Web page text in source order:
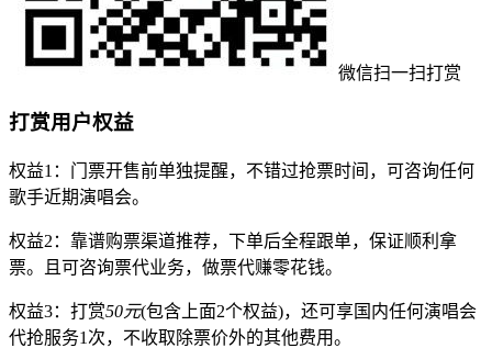
微信扫一扫打赏
打赏用户权益
权益1：门票开售前单独提醒，不错过抢票时间，可咨询任何
歌手近期演唱会。
权益2：靠谱购票渠道推荐，下单后全程跟单，保证顺利拿
票。且可咨询票代业务，做票代赚零花钱。
权益3：打赏50元(包含上面2个权益)，还可享国内任何演唱会
代抢服务1次，不收取除票价外的其他费用。